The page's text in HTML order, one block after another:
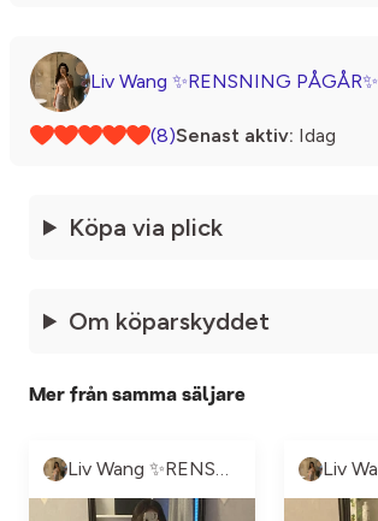
Liv Wang ✨RENSNING PÅGÅR✨
(8)Senast aktiv: Idag
Köpa via plick
Om köparskyddet
Mer från samma säljare